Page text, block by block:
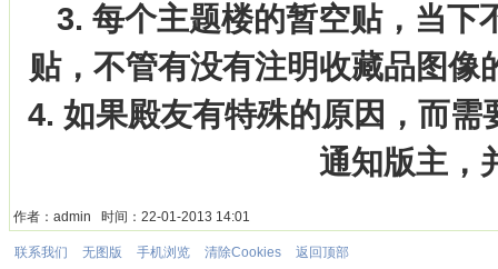
3. 每个主题楼的暂空贴，当下
贴，不管有没有注明收藏品图
4. 如果殿友有特殊的原因，而
通知版主，
作者： admin 时间：22-01-2013 14:01
联系我们 无图版 手机浏览 清除Cookies
返回顶部